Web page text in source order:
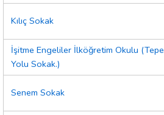
Kılıç Sokak
İşitme Engeliler İlköğretim Okulu (Tepe
Yolu Sokak.)
Senem Sokak